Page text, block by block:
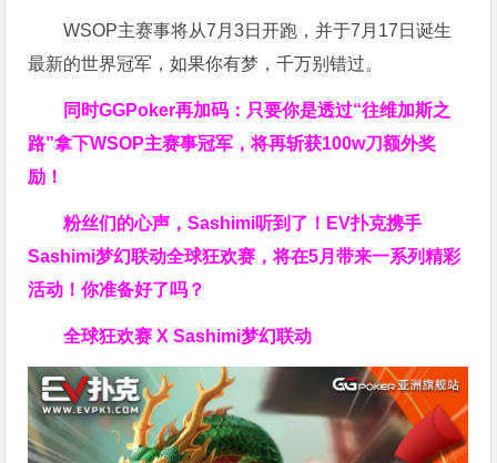
WSOP主赛事将从7月3日开跑，并于7月17日诞生
最新的世界冠军，如果你有梦，千万别错过。
同时GGPoker再加码：只要你是透过“往维加斯之
路”拿下WSOP主赛事冠军，将再斩获100w刀额外奖
励！
粉丝们的心声，Sashimi听到了！EV扑克携手
Sashimi梦幻联动全球狂欢赛，将在5月带来一系列精彩
活动！你准备好了吗？
全球狂欢赛 X Sashimi梦幻联动